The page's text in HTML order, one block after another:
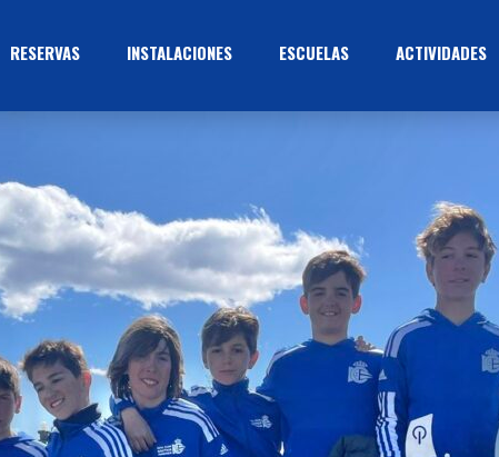
RESERVAS INSTALACIONES ESCUELAS ACTIVIDADES